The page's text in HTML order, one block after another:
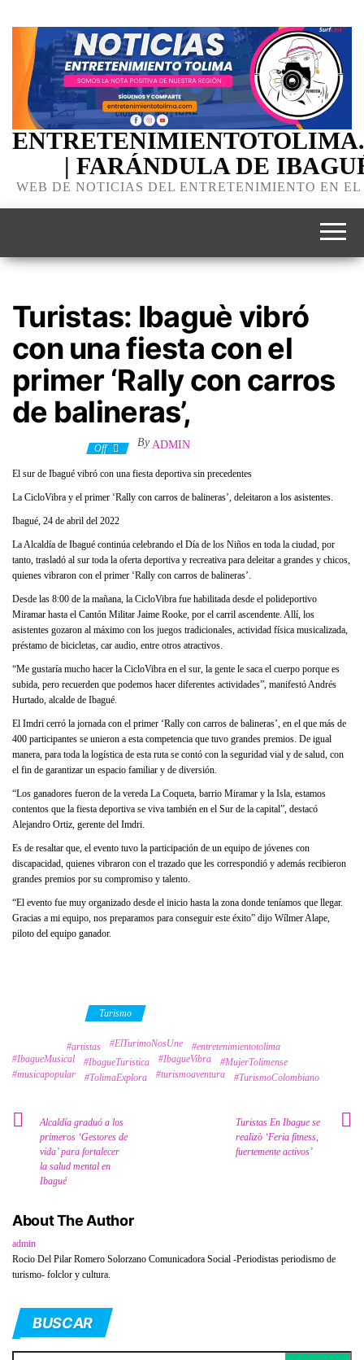
| FARÁNDULA DE
WEB DE NOTICIAS DEL ENTRETENIMIENTO EN
Turistas: Ibaguè vibró
con una fiesta con el
primer ‘Rally con carros
de balineras’,
Off By ADMIN
El sur de Ibagué vibró con una fiesta deportiva sin precedentes
La CicloVibra y el primer ‘Rally con carros de balineras’, deleitaron a los asistentes.
Ibagué, 24 de abril del 2022
La Alcaldía de Ibagué continúa celebrando el Día de los Niños en toda la ciudad, por
tanto, trasladó al sur toda la oferta deportiva y recreativa para deleitar a grandes y chicos,
quienes vibraron con el primer ‘Rally con carros de balineras’.
Desde las 8:00 de la mañana, la CicloVibra fue habilitada desde el polideportivo
Miramar hasta el Cantón Militar Jaime Rooke, por el carril ascendente. Allí, los
asistentes gozaron al máximo con los juegos tradicionales, actividad física musicalizada,
préstamo de bicicletas, car audio, entre otros atractivos.
“Me gustaría mucho hacer la CicloVibra en el sur, la gente le saca el cuerpo porque es
subida, pero recuerden que podemos hacer diferentes actividades”, manifestó Andrés
Hurtado, alcalde de Ibagué.
El Imdri cerró la jornada con el primer ‘Rally con carros de balineras’, en el que más de
400 participantes se unieron a esta competencia que tuvo grandes premios. De igual
manera, para toda la logística de esta ruta se contó con la seguridad vial y de salud, con
el fin de garantizar un espacio familiar y de diversión.
“Los ganadores fueron de la vereda La Coqueta, barrio Miramar y la Isla, estamos
contentos que la fiesta deportiva se viva también en el Sur de la capital”, destacó
Alejandro Ortiz, gerente del Imdri.
Es de resaltar que, el evento tuvo la participación de un equipo de jóvenes con
discapacidad, quienes vibraron con el trazado que les correspondió y además recibieron
grandes premios por su compromiso y talento.
“El evento fue muy organizado desde el inicio hasta la zona donde teníamos que llegar.
Gracias a mi equipo, nos preparamos para conseguir este éxito” dijo Wílmer Alape,
piloto del equipo ganador.
Turismo
#artistas #ElTurimoNosUne
#entretenimientotolima
#IbagueMusical
#IbagueTuristica #IbagueVibra
#MujerTolimense
#musicapopular
#TolimaExplora #turismoaventura #TurismoColombiano
Alcaldía graduó a los
primeros ‘Gestores de
vida’ para fortalecer
la salud mental en
Ibagué
Turistas En Ibague se
realizò ‘Feria fitness,
fuertemente activos’
About The Author
admin
Rocio Del Pilar Romero Solorzano Comunicadora Social -Periodistas periodismo de
turismo- folclor y cultura.
BUSCAR